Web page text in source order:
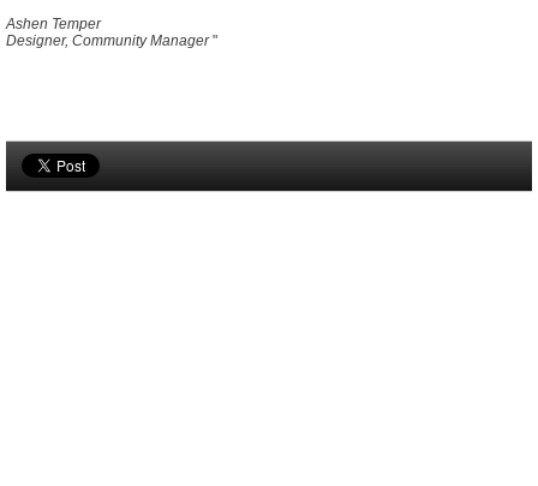
Ashen Temper
Designer, Community Manager"